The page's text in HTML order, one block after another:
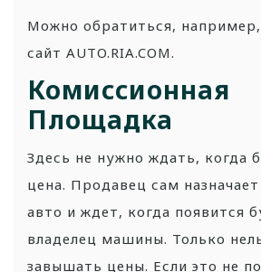
Можно обратиться,
сайт AUTO.RIA.COM.
Комиссионная
Площадка
Здесь не нужно ждать, когда
цена. Продавец сам
авто и ждет, когда появится
владелец машины. Только
завышать цены. Если это не